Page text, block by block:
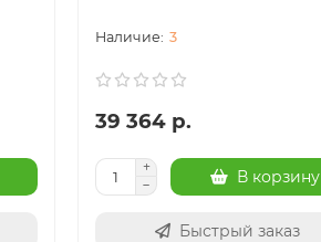
3
39 364 р.
В корзину
Быстрый заказ